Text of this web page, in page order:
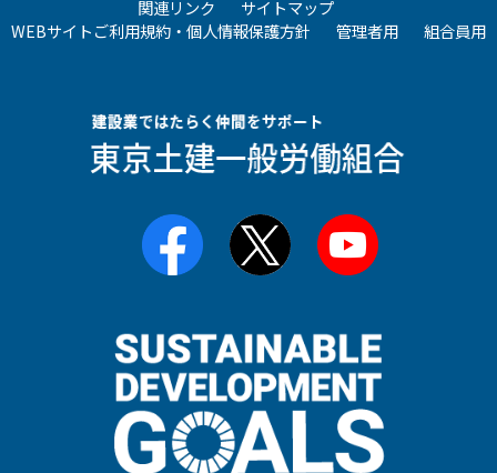
関連リンク
サイトマップ
WEBサイトご利用規約・個人情報保護方針
管理者用 組合員用